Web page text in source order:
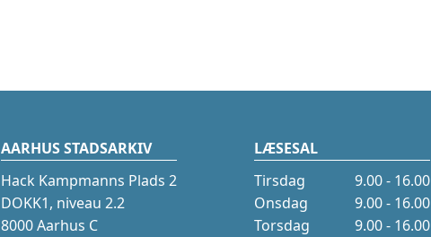
AARHUS STADSARKIV
Hack Kampmanns Plads 2
DOKK1, niveau 2.2
8000 Aarhus C
LÆSESAL
Tirsdag
9.00 - 16.00
Onsdag
9.00 - 16.00
Torsdag
9.00 - 16.00